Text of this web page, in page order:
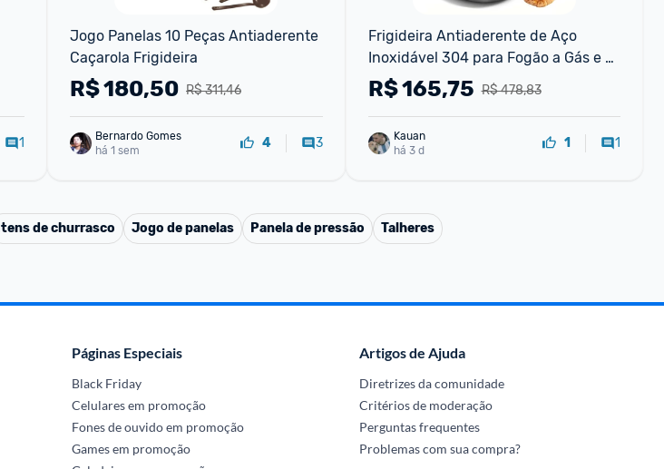
1
Jogo Panelas 10 Peças Antiaderente
Caçarola Frigideira
R$ 311,46
R$180,50
Bernardo Gomes
há 1 sem
4 3
Frigideira Antiaderente de Aço
Inoxidável 304 para Fogão a Gás e
Fogão de Indução
R$ 478,83
R$165,75
Kauan
há 3 d
1 1
Itens de churrasco Jogo de panelas Panela de pressão Talheres
Páginas Especiais
Black Friday
Celulares em promoção
Fones de ouvido em promoção
Games em promoção
Artigos de Ajuda
Diretrizes da comunidade
Critérios de moderação
Perguntas frequentes
Problemas com sua compra?